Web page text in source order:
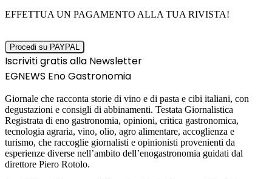
EFFETTUA UN PAGAMENTO ALLA TUA RIVISTA!
Iscriviti gratis alla Newsletter
EGNEWS Eno Gastronomia
Giornale che racconta storie di vino e di pasta e cibi italiani, con
degustazioni e consigli di abbinamenti. Testata Giornalistica
Registrata di eno gastronomia, opinioni, critica gastronomica,
tecnologia agraria, vino, olio, agro alimentare, accoglienza e
turismo, che raccoglie giornalisti e opinionisti provenienti da
esperienze diverse nell’ambito dell’enogastronomia guidati dal
direttore Piero Rotolo.